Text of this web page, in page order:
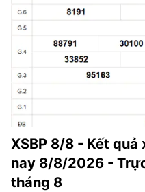
XSBP 8/8 - Kết quả
nay 8/8/2026 -
tháng 8